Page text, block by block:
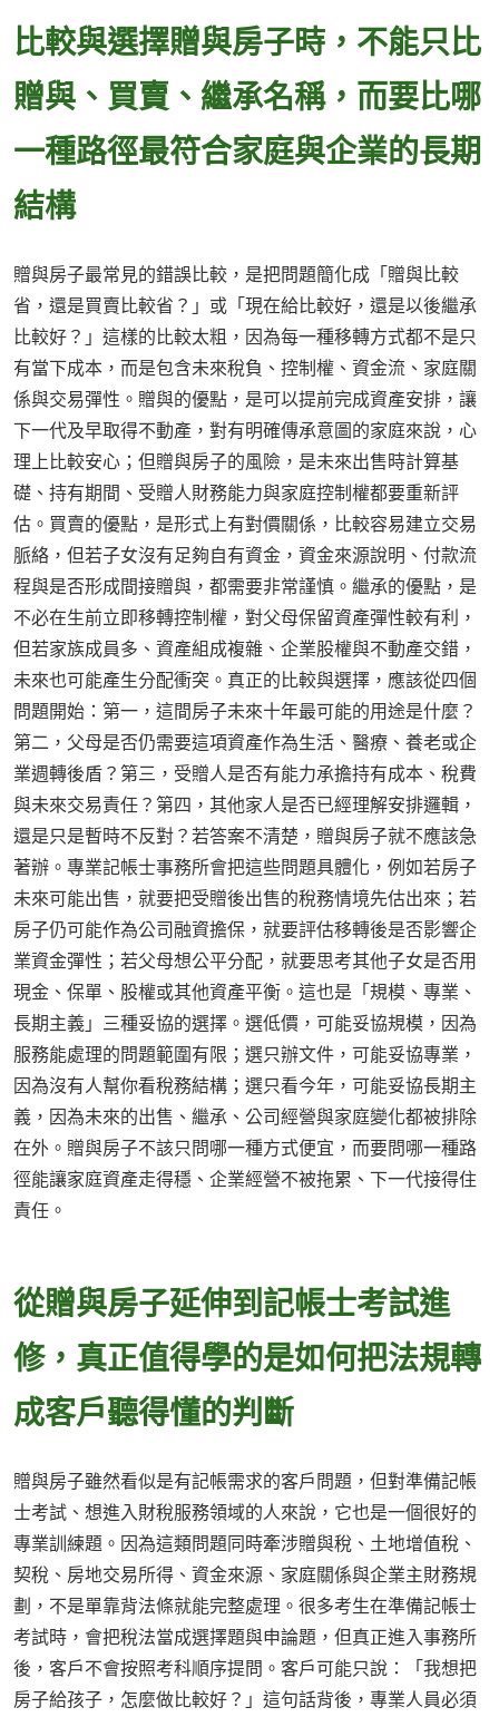
比較與選擇贈與房子時，不能只比
贈與、買賣、繼承名稱，而要比哪
一種路徑最符合家庭與企業的長期
結構
贈與房子最常見的錯誤比較，是把問題簡化成「贈與比較
省，還是買賣比較省？」或「現在給比較好，還是以後繼承
比較好？」這樣的比較太粗，因為每一種移轉方式都不是只
有當下成本，而是包含未來稅負、控制權、資金流、家庭關
係與交易彈性。贈與的優點，是可以提前完成資產安排，讓
下一代及早取得不動產，對有明確傳承意圖的家庭來說，心
理上比較安心；但贈與房子的風險，是未來出售時計算基
礎、持有期間、受贈人財務能力與家庭控制權都要重新評
估。買賣的優點，是形式上有對價關係，比較容易建立交易
脈絡，但若子女沒有足夠自有資金，資金來源說明、付款流
程與是否形成間接贈與，都需要非常謹慎。繼承的優點，是
不必在生前立即移轉控制權，對父母保留資產彈性較有利，
但若家族成員多、資產組成複雜、企業股權與不動產交錯，
未來也可能產生分配衝突。真正的比較與選擇，應該從四個
問題開始：第一，這間房子未來十年最可能的用途是什麼？
第二，父母是否仍需要這項資產作為生活、醫療、養老或企
業週轉後盾？第三，受贈人是否有能力承擔持有成本、稅費
與未來交易責任？第四，其他家人是否已經理解安排邏輯，
還是只是暫時不反對？若答案不清楚，贈與房子就不應該急
著辦。專業記帳士事務所會把這些問題具體化，例如若房子
未來可能出售，就要把受贈後出售的稅務情境先估出來；若
房子仍可能作為公司融資擔保，就要評估移轉後是否影響企
業資金彈性；若父母想公平分配，就要思考其他子女是否用
現金、保單、股權或其他資產平衡。這也是「規模、專業、
長期主義」三種妥協的選擇。選低價，可能妥協規模，因為
服務能處理的問題範圍有限；選只辦文件，可能妥協專業，
因為沒有人幫你看稅務結構；選只看今年，可能妥協長期主
義，因為未來的出售、繼承、公司經營與家庭變化都被排除
在外。贈與房子不該只問哪一種方式便宜，而要問哪一種路
徑能讓家庭資產走得穩、企業經營不被拖累、下一代接得住
責任。
從贈與房子延伸到記帳士考試進
修，真正值得學的是如何把法規轉
成客戶聽得懂的判斷
贈與房子雖然看似是有記帳需求的客戶問題，但對準備記帳
士考試、想進入財稅服務領域的人來說，它也是一個很好的
專業訓練題。因為這類問題同時牽涉贈與稅、土地增值稅、
契稅、房地交易所得、資金來源、家庭關係與企業主財務規
劃，不是單靠背法條就能完整處理。很多考生在準備記帳士
考試時，會把稅法當成選擇題與申論題，但真正進入事務所
後，客戶不會按照考科順序提問。客戶可能只說：「我想把
房子給孩子，怎麼做比較好？」這句話背後，專業人員必須